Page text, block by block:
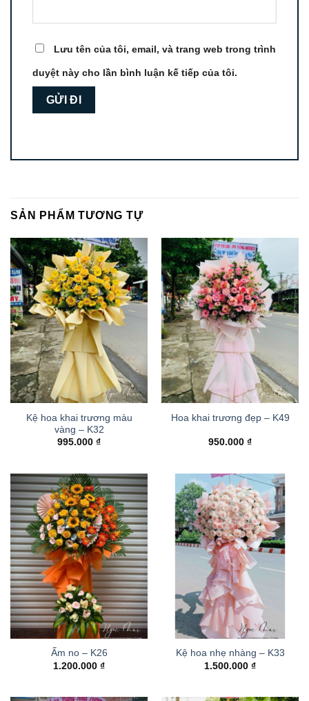
Lưu tên của tôi, email, và trang web trong trình
duyệt này cho lần bình luận kế tiếp của tôi.
SẢN PHẨM TƯƠNG TỰ
Kệ hoa khai trương màu
vàng – K32
995.000 ₫
Hoa khai trương đẹp – K49
950.000 ₫
Ấm no – K26
1.200.000 ₫
Kệ hoa nhẹ nhàng – K33
1.500.000 ₫